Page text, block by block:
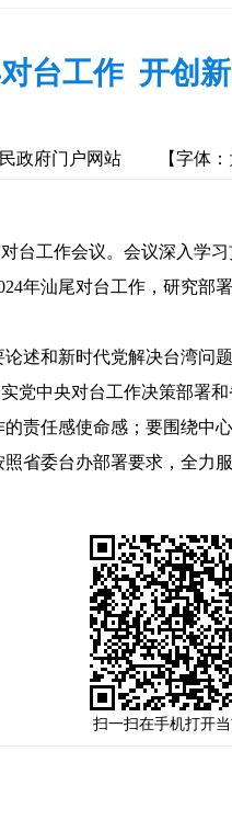
台工作 开创
政府门户网站 【字体：
台工作会议。会议深入学
年汕尾对台工作，研究
和新时代党解决台湾问
党中央对台工作决策部署
责任感使命感；要围绕
省委台办部署要求，全力
扫一扫在手机打开